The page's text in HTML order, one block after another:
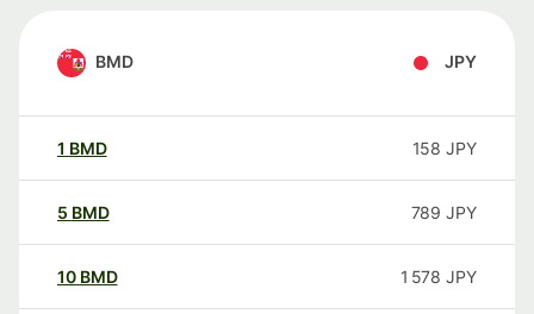
BMD JPY
1 BMD 158 JPY
5 BMD 789 JPY
10 BMD 1 578 JPY